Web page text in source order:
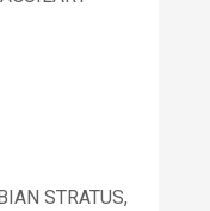
STRATUS,